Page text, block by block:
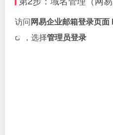
访问网易企业邮箱登录页面
，选择管理员登录